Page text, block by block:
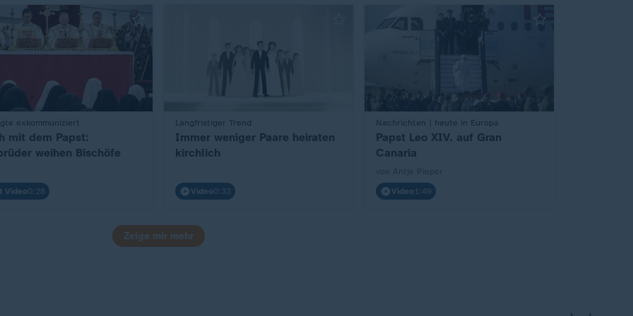
exkommuniziert
mit dem Papst:
weihen Bischöfe
Video0:28
Langfristiger Trend
:
Immer weniger Paare heiraten
kirchlich
Video0:33
Nachrichten | heute in Europa
:
Papst Leo XIV. auf Gran
Canaria
Video 1:49
Zeige mir mehr